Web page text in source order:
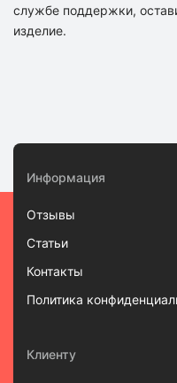
службе поддержки,
изделие.
Информация
Отзывы
Статьи
Контакты
Политика
Клиенту